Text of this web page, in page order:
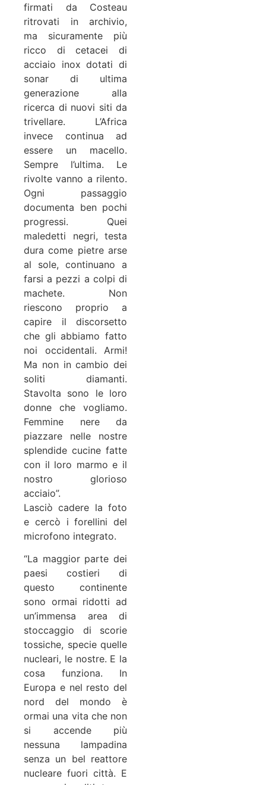
firmati da Costeau
ritrovati in archivio,
ma sicuramente più
ricco di cetacei di
acciaio inox dotati di
sonar di ultima
generazione alla
ricerca di nuovi siti da
trivellare. L’Africa
invece continua ad
essere un macello.
Sempre l’ultima. Le
rivolte vanno a rilento.
Ogni passaggio
documenta ben pochi
progressi. Quei
maledetti negri, testa
dura come pietre arse
al sole, continuano a
farsi a pezzi a colpi di
machete. Non
riescono proprio a
capire il discorsetto
che gli abbiamo fatto
noi occidentali. Armi!
Ma non in cambio dei
soliti diamanti.
Stavolta sono le loro
donne che vogliamo.
Femmine nere da
piazzare nelle nostre
splendide cucine fatte
con il loro marmo e il
nostro glorioso
acciaio”.
Lasciò cadere la foto
e cercò i forellini del
microfono integrato.
“La maggior parte dei
paesi costieri di
questo continente
sono ormai ridotti ad
un’immensa area di
stoccaggio di scorie
tossiche, specie quelle
nucleari, le nostre. E la
cosa funziona. In
Europa e nel resto del
nord del mondo è
ormai una vita che non
si accende più
nessuna lampadina
senza un bel reattore
nucleare fuori città. E